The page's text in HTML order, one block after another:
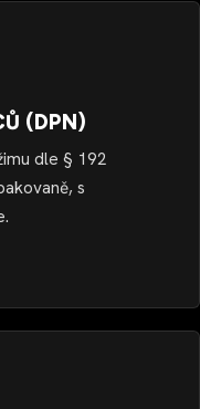
(DPN)
dle § 192
s